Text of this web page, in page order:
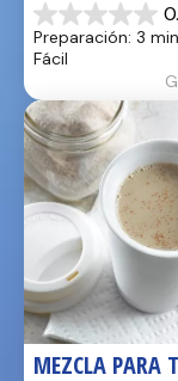
0.0
de
5
Preparación: 3 min
Fácil
MEZCLA PARA